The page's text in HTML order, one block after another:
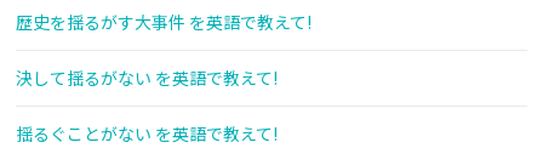
歴史を揺るがす大事件 を英語で教えて!
決して揺るがない を英語で教えて!
揺るぐことがない を英語で教えて!